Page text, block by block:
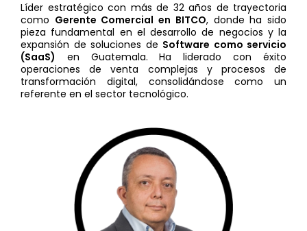
Líder estratégico con más de 32 años de trayectoria
como Gerente Comercial en BITCO, donde ha sido
pieza fundamental en el desarrollo de negocios y la
expansión de soluciones de Software como servicio
(SaaS) en Guatemala. Ha liderado con éxito
operaciones de venta complejas y procesos de
transformación digital, consolidándose como un
referente en el sector tecnológico.